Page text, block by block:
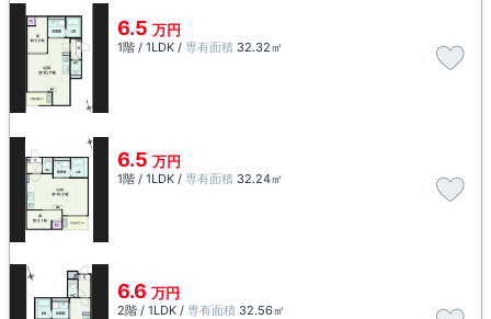
6.5 万円
1階 / 1LDK / 専有面積 32.32㎡
6.5 万円
1階 / 1LDK / 専有面積 32.24㎡
6.6 万円
2階 / 1LDK / 専有面積 32.56㎡